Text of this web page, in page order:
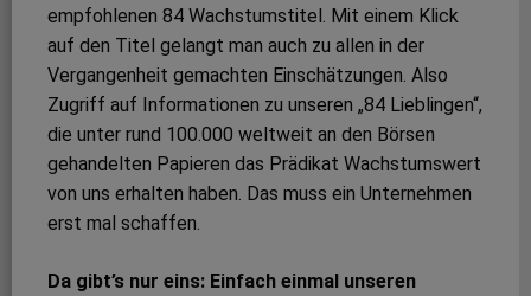
empfohlenen 84 Wachstumstitel. Mit einem Klick
auf den Titel gelangt man auch zu allen in der
Vergangenheit gemachten Einschätzungen. Also
Zugriff auf Informationen zu unseren „84 Lieblingen“,
die unter rund 100.000 weltweit an den Börsen
gehandelten Papieren das Prädikat Wachstumswert
von uns erhalten haben. Das muss ein Unternehmen
erst mal schaffen.
Da gibt’s nur eins: Einfach einmal unseren